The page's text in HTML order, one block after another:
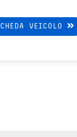
VEICOLO